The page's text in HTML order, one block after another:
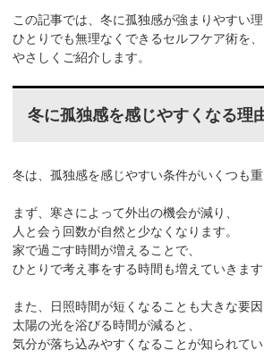
この記事では、冬に孤独感が強まりやすい理
ひとりでも無理なくできるセルフケア術を、
やさしくご紹介します。
冬に孤独感を感じやすくなる理
冬は、孤独感を感じやすい条件がいくつも重
まず、寒さによって外出の機会が減り、
人と会う回数が自然と少なくなります。
家で過ごす時間が増えることで、
ひとりで考え事をする時間も増えていきます
また、日照時間が短くなることも大きな要因
太陽の光を浴びる時間が減ると、
気分が落ち込みやすくなることが知られてい